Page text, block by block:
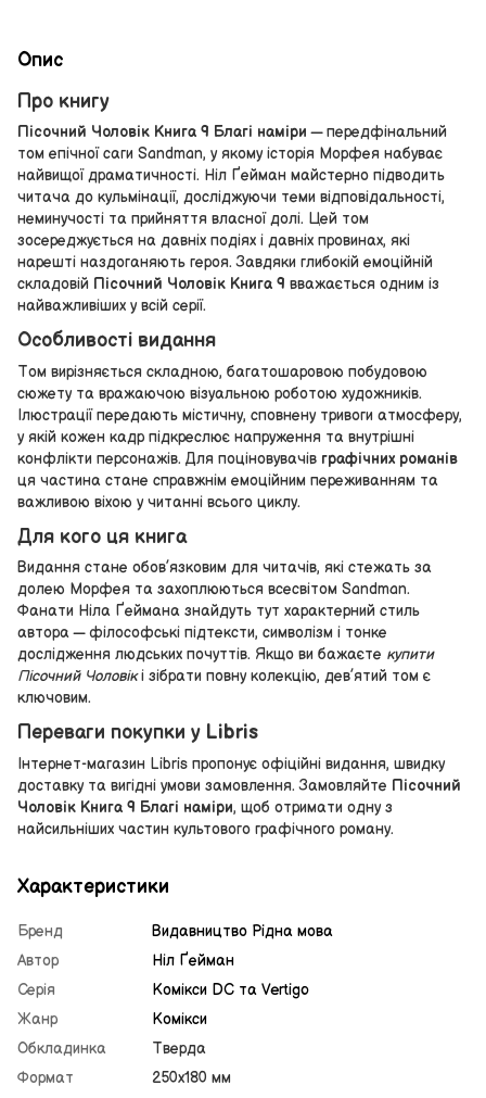
Опис
Про книгу
Пісочний Чоловік Книга 9 Благі наміри — передфінальний
том епічної саги Sandman, у якому історія Морфея набуває
найвищої драматичності. Ніл Ґейман майстерно підводить
читача до кульмінації, досліджуючи теми відповідальності,
неминучості та прийняття власної долі. Цей том
зосереджується на давніх подіях і давніх провинах, які
нарешті наздоганяють героя. Завдяки глибокій емоційній
складовій Пісочний Чоловік Книга 9 вважається одним із
найважливіших у всій серії.
Особливості видання
Том вирізняється складною, багатошаровою побудовою
сюжету та вражаючою візуальною роботою художників.
Ілюстрації передають містичну, сповнену тривоги атмосферу,
у якій кожен кадр підкреслює напруження та внутрішні
конфлікти персонажів. Для поціновувачів графічних романів
ця частина стане справжнім емоційним переживанням та
важливою віхою у читанні всього циклу.
Для кого ця книга
Видання стане обов’язковим для читачів, які стежать за
долею Морфея та захоплюються всесвітом Sandman.
Фанати Ніла Ґеймана знайдуть тут характерний стиль
автора — філософські підтексти, символізм і тонке
дослідження людських почуттів. Якщо ви бажаєте купити
Пісочний Чоловікі зібрати повну колекцію, дев’ятий том є
ключовим.
Переваги покупки у Libris
Інтернет-магазин Libris пропонує офіційні видання, швидку
доставку та вигідні умови замовлення. Замовляйте Пісочний
Чоловік Книга 9 Благі наміри, щоб отримати одну з
найсильніших частин культового графічного роману.
Характеристики
Бренд
Видавництво Рiдна мова
Автор
Ніл Ґейман
Серія
Комікси DC та Vertigo
Жанр
Комікси
Обкладинка
Тверда
Формат
250х180 мм